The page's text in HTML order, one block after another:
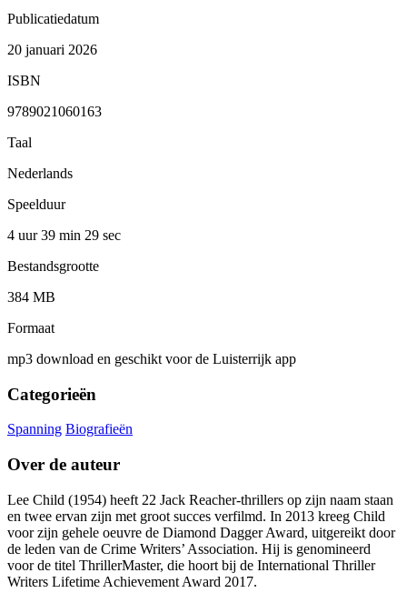
Publicatiedatum
20 januari 2026
ISBN
9789021060163
Taal
Nederlands
Speelduur
4 uur 39 min 29 sec
Bestandsgrootte
384 MB
Formaat
mp3 download en geschikt voor de Luisterrijk app
Categorieën
Spanning Biografieën
Over de auteur
Lee Child (1954) heeft 22 Jack Reacher-thrillers op zijn naam staan
en twee ervan zijn met groot succes verfilmd. In 2013 kreeg Child
voor zijn gehele oeuvre de Diamond Dagger Award, uitgereikt door
de leden van de Crime Writers’ Association. Hij is genomineerd
voor de titel ThrillerMaster, die hoort bij de International Thriller
Writers Lifetime Achievement Award 2017.